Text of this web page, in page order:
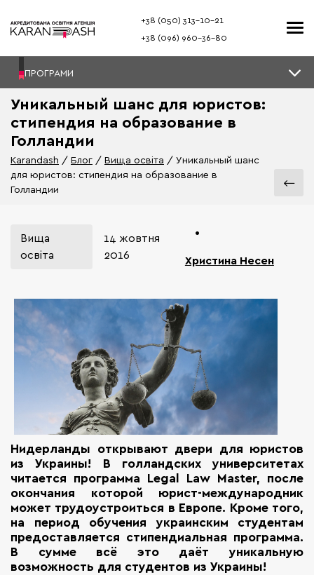
+38 (050) 313–10-21
+38 (096) 960–36-80
ПРОГРАМИ
Уникальный шанс для юристов:
стипендия на образование в
Голландии
Karandash Блог Вища освіта
Уникальный шанс
для юристов: стипендия на образование в
Голландии
Вища
освіта
14 жовтня
2016
•
Христина Несен
Нидерланды открывают двери для юристов
из Украины! В голландских университетах
читается программа Legal Law Master, после
окончания которой юрист-международник
может трудоустроиться в Европе. Кроме того,
на период обучения украинским студентам
предоставляется стипендиальная программа.
В сумме всё это даёт уникальную
возможность для студентов из Украины!